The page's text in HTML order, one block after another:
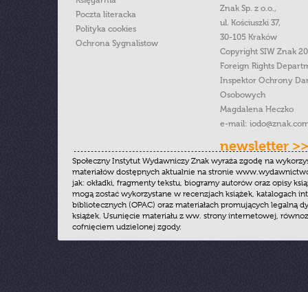
Poczta literacka
Polityka cookies
Ochrona Sygnalistow
Znak Sp. z o.o.,
ul. Kościuszki 37,
30-105 Kraków
Copyright SIW Znak
Foreign Rights
Inspektor Ochrony
Osobowych
Magdalena Heczko
e-mail:
newsletter >>
Społeczny Instytut Wydawniczy Znak wyraża zgodę na
materiałów dostępnych aktualnie na stronie
jak: okładki, fragmenty tekstu, biogramy autorów oraz opisy
mogą zostać wykorzystane w recenzjach książek, katalogach
bibliotecznych (OPAC) oraz materiałach promujących legalną
książek. Usunięcie materiału z ww. strony internetowej,
cofnięciem udzielonej zgody.